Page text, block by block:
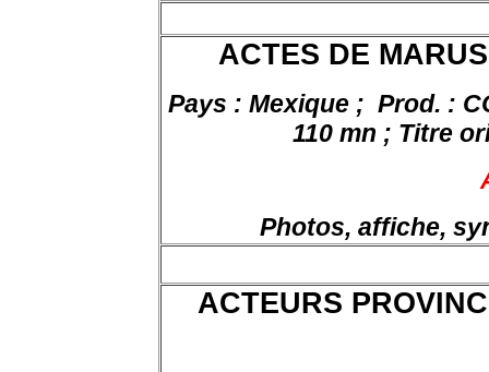
ACTES DE
Pays : Mexique ; Prod. :
110 mn ; Titre
Photos, affiche,
ACTEURS